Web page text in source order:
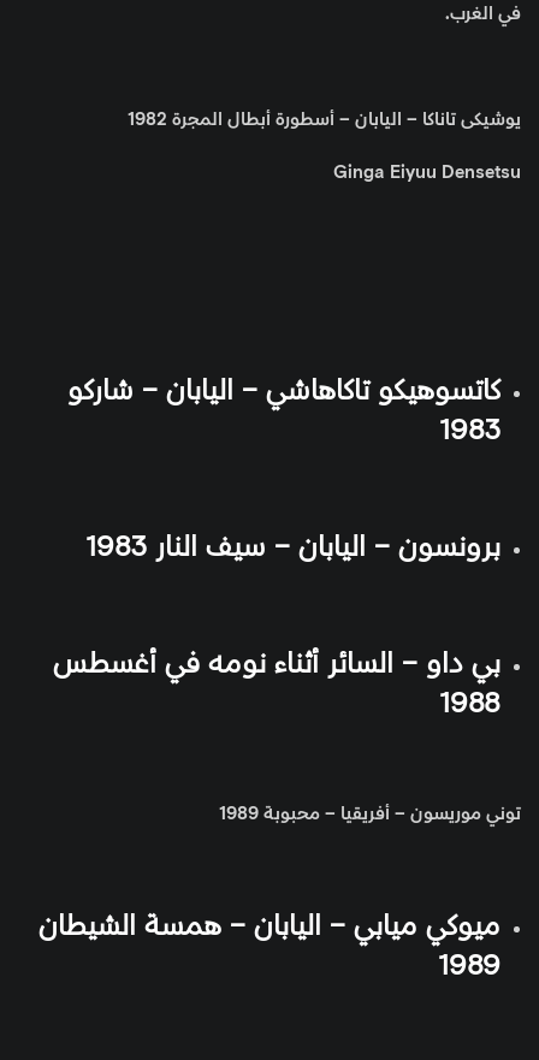
في الغرب.
يوشيكى تاناكا – اليابان – أسطورة أبطال المجرة 1982
Ginga Eiyuu Densetsu
كاتسوهيكو تاكاهاشي – اليابان – شاركو
1983
برونسون – اليابان – سيف النار 1983
بي داو – السائر أثناء نومه في أغسطس
1988
توني موريسون – أفريقيا – محبوبة 1989
ميوكي ميابي – اليابان – همسة الشيطان
1989